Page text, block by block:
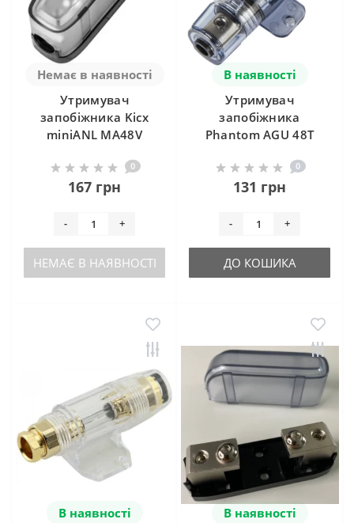
Немає в наявності
Утримувач
запобіжника Kicx
miniANL MA48V
0
167 грн
- +
НЕМАЄ В НАЯВНОСТІ
В наявності
Утримувач
запобіжника
Phantom AGU 48T
0
131 грн
- +
ДО КОШИКА
В наявності
В наявності